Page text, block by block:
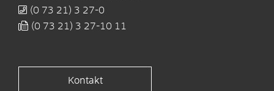
(0 73 21) 3 27-0
(0 73 21) 3 27-10 11
Kontakt